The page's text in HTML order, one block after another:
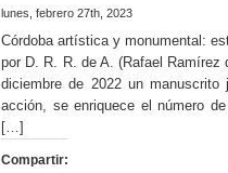
lunes, febrero 27th, 2023
Córdoba artística y monumental:
por D. R. R. de A. (Rafael
diciembre de 2022 un
acción, se enriquece el número
[…]
Compartir: